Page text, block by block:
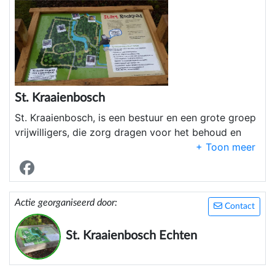
St. Kraaienbosch
St. Kraaienbosch, is een bestuur en een grote groep
vrijwilligers, die zorg dragen voor het behoud en
Bijna 12 jaar geleden zijn we gestart met een
voor kinderen en ouders om te voelen, ruiken en te
beleven. Er zijn al heel wat kindervoetjes over het
Roekpad gelopen, kinderen genieten van het buiten
spelen, met alle natuurlijke elementen.
Contact
Actie georganiseerd door:
St. Kraaienbosch Echten